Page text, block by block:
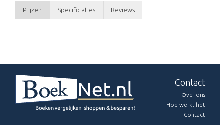
Prijzen Specificiaties Reviews
Contact
Over ons
Hoe werkt het
Contact